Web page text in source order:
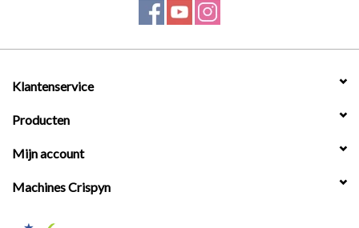
Machines |
Cadeaubonnen &
Relatiegeschenken |
Onderdelen |
Klantenservice
Producten
Mijn account
Machines Crispyn